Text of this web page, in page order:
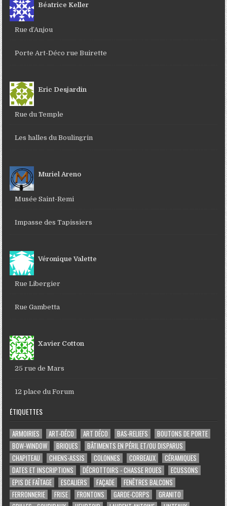
Béatrice Keller
Rue d’Anjou
Porte Art-Déco rue Buirette
Eric Desjardin
Rue du Temple
Les halles du Boulingrin
Muriel Areno
Musée Saint-Remi
Impasse des Tapissiers
Véronique Valette
Rue Libergier
Rue Gambetta
Xavier Cotton
25 rue de Mars
12 place du Forum
ÉTIQUETTES
ARMOIRIES ART-DÉCO ART DÉCO BAS-RELIEFS
BOUTONS DE PORTE
BOW-WINDOW
BRIQUES
BÂTIMENTS EN PÉRIL ET/OU DISPARUS
CHAPITEAU
CHIENS-ASSIS COLONNES CORBEAUX
CÉRAMIQUES
DATES ET INSCRIPTIONS
DÉCROTTOIRS - CHASSE ROUES
ECUSSONS
EPIS DE FAÎTAGE
ESCALIERS FAÇADE
FENÊTRES BALCONS
FERRONNERIE
FRISE FRONTONS GARDE-CORPS
GRANITO